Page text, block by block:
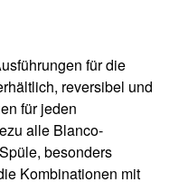
für die
reversibel und
für jeden
alle Blanco-
besonders
Kombinationen mit